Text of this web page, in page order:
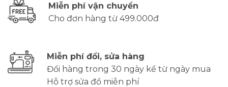
Miễn phí vận chuyển
Cho đơn hàng từ 499.000đ
Miễn phí đổi, sửa hàng
Đổi hàng trong 30 ngày kể từ ngày mua
Hỗ trợ sửa đồ miễn phí